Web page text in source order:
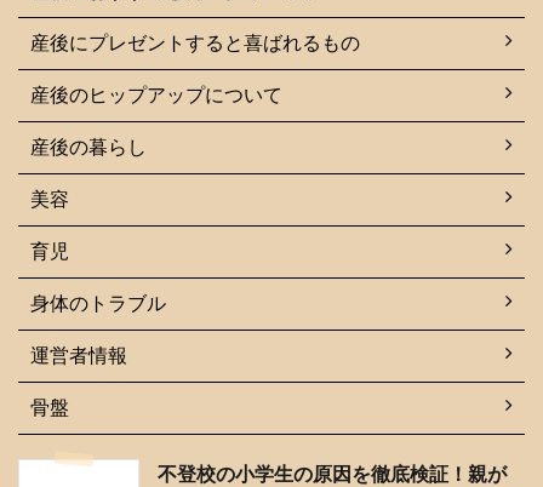
産後にプレゼントすると喜ばれるもの
産後のヒップアップについて
産後の暮らし
美容
育児
身体のトラブル
運営者情報
骨盤
不登校の小学生の原因を徹底検証！親が